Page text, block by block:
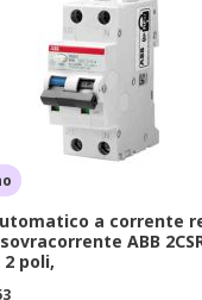
a corrente
ABB
2 poli,